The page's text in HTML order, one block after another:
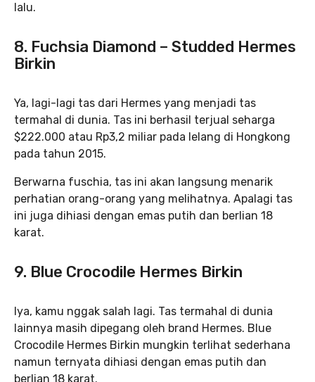
lalu.
8. Fuchsia Diamond – Studded Hermes
Birkin
Ya, lagi-lagi tas dari Hermes yang menjadi tas
termahal di dunia. Tas ini berhasil terjual seharga
$222.000 atau Rp3,2 miliar pada lelang di Hongkong
pada tahun 2015.
Berwarna fuschia, tas ini akan langsung menarik
perhatian orang-orang yang melihatnya. Apalagi tas
ini juga dihiasi dengan emas putih dan berlian 18
karat.
9. Blue Crocodile Hermes Birkin
Iya, kamu nggak salah lagi. Tas termahal di dunia
lainnya masih dipegang oleh brand Hermes. Blue
Crocodile Hermes Birkin mungkin terlihat sederhana
namun ternyata dihiasi dengan emas putih dan
berlian 18 karat.